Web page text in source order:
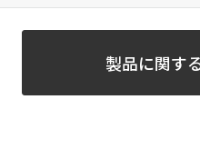
製品に関す